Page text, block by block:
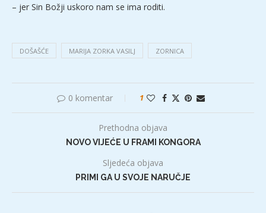
– jer Sin Božji uskoro nam se ima roditi.
DOŠAŠĆE MARIJA ZORKA VASILJ ZORNICA
0 komentar 1
Prethodna objava
NOVO VIJEĆE U FRAMI KONGORA
Sljedeća objava
PRIMI GA U SVOJE NARUČJE